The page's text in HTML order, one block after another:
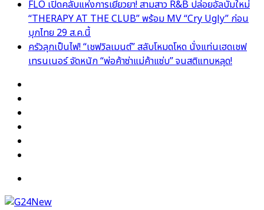
FLO เปิดคลับแห่งการเยียวยา! สามสาว R&B ปล่อยอัลบั้มใหม่
“THERAPY AT THE CLUB” พร้อม MV “Cry Ugly” ก่อน
บุกไทย 29 ส.ค.นี้
ครัวลุกเป็นไฟ! “เชฟวิลเมนต์” สลับโหมดโหด นั่งแท่นเฮดเชฟ
เทรนเนอร์ จัดหนัก “พ่อค้าซ่าแม่ค้าแซ่บ” จนสติแทบหลุด!